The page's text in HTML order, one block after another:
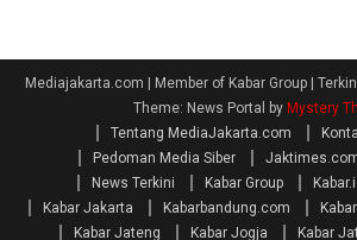
Mediajakarta.com | Member of Kabar Group |
Theme: News Portal by Mystery
Tentang MediaJakarta.com
Pedoman Media Siber
News Terkini
Kabar Group
Kabar Jakarta
Kabarbandung.com
Kabar Jateng
Kabar Jogja Kabar